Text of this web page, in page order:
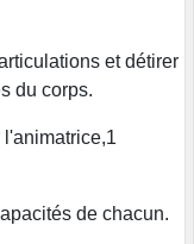
et détirer
du corps.
de chacun.